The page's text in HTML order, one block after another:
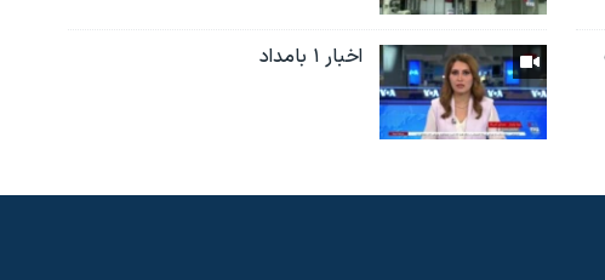
اخبار ۱ بامداد